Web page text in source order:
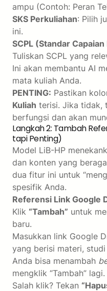
ampu (Contoh: Peran
SKS Perkuliahan: Pilih
ini.
SCPL (Standar
Tuliskan SCPL yang
Ini akan membantu AI
mata kuliah Anda.
PENTING: Pastikan
Kuliah terisi. Jika tidak,
berfungsi dan akan
Langkah 2: Tambah
tapi Penting)
Model LiB-HP
dan konten yang
dua fitur ini untuk
spesifik Anda.
Referensi Link Google
Klik “Tambah” untuk
baru.
Masukkan link Google
yang berisi materi,
Anda bisa menambah
mengklik “Tambah” lagi.
Salah klik? Tekan